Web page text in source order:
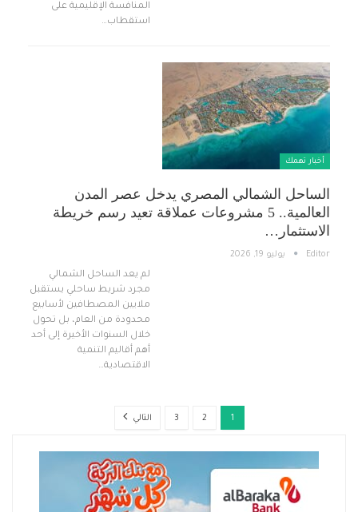
المنافسة الإقليمية على
استقطاب…
أخبار تهمك
الساحل الشمالي المصري يدخل عصر المدن
العالمية.. 5 مشروعات عملاقة تعيد رسم خريطة
الاستثمار…
Editor يوليو 19, 2026
لم يعد الساحل الشمالي
مجرد شريط ساحلي يستقبل
ملايين المصطافين لأسابيع
محدودة من العام، بل تحول
خلال السنوات الأخيرة إلى أحد
أهم أقاليم التنمية
الاقتصادية…
1
2
3 التالي